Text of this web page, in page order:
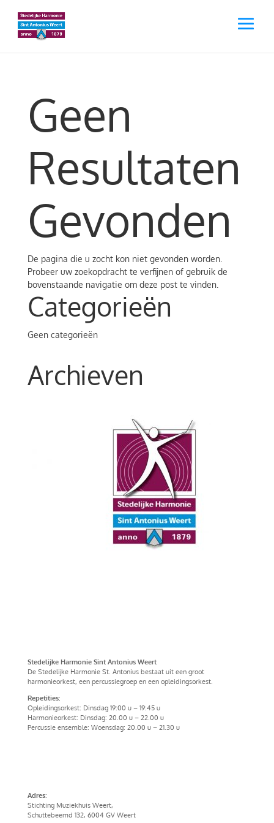
Geen
Resultaten
Gevonden
De pagina die u zocht kon niet gevonden worden.
Probeer uw zoekopdracht te verfijnen of gebruik de
bovenstaande navigatie om deze post te vinden.
Categorieën
Geen categorieën
Archieven
Stedelijke Harmonie Sint Antonius Weert
De Stedelijke Harmonie St. Antonius bestaat uit een groot
harmonieorkest, een percussiegroep en een opleidingsorkest.
Repetities:
Opleidingsorkest: Dinsdag 19:00 u – 19:45 u
Harmonieorkest: Dinsdag: 20.00 u – 22.00 u
Percussie ensemble: Woensdag: 20.00 u – 21.30 u
Adres:
Stichting Muziekhuis Weert,
Schuttebeemd 132, 6004 GV Weert